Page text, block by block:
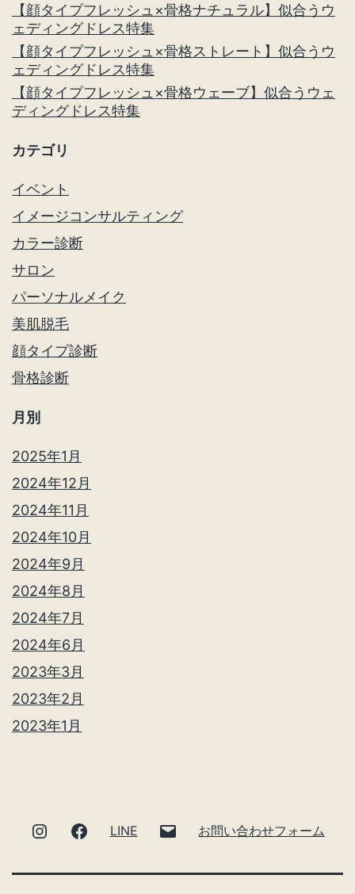
【顔タイプフレッシュ×骨格ナチュラル】似合うウ
ェディングドレス特集
【顔タイプフレッシュ×骨格ストレート】似合うウ
ェディングドレス特集
【顔タイプフレッシュ×骨格ウェーブ】似合うウェ
ディングドレス特集
カテゴリ
イベント
イメージコンサルティング
カラー診断
サロン
パーソナルメイク
美肌脱毛
顔タイプ診断
骨格診断
月別
2025年1月
2024年12月
2024年11月
2024年10月
2024年9月
2024年8月
2024年7月
2024年6月
2023年3月
2023年2月
2023年1月
Instagramfacebook
LINE お問い合わせフォーム